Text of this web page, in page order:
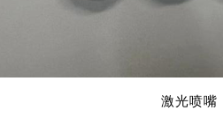
激光喷嘴